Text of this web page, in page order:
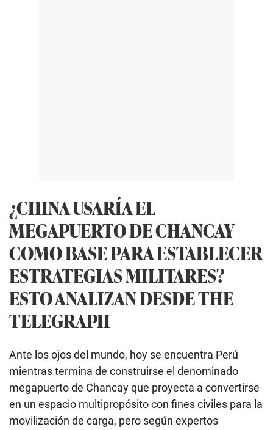
¿CHINA USARÍA EL
MEGAPUERTO DE CHANCAY
COMO BASE PARA ESTABLECER
ESTRATEGIAS MILITARES?
ESTO ANALIZAN DESDE THE
TELEGRAPH
Ante los ojos del mundo, hoy se encuentra Perú
mientras termina de construirse el denominado
megapuerto de Chancay que proyecta a convertirse
en un espacio multipropósito con fines civiles para la
movilización de carga, pero según expertos